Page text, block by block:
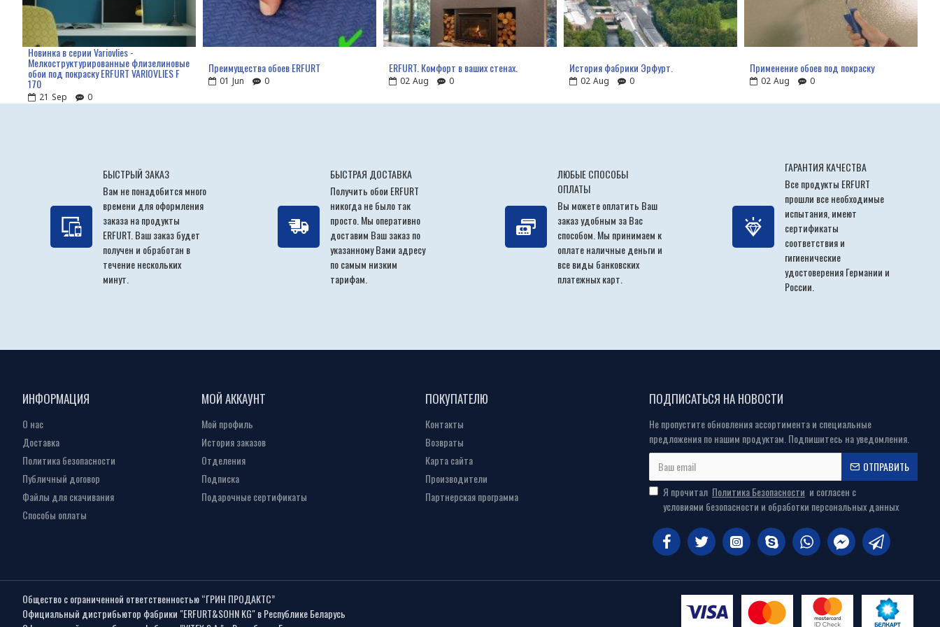
Новинка в серии Variovlies -
Мелкоструктурированные флизелиновые
обои под покраску ERFURT VARIOVLIES F
170
21 Sep 0
Преимущества обоев ERFURT
01 Jun 0
ERFURT. Комфорт в ваших стенах.
02 Aug 0
История фабрики Эрфурт.
02 Aug 0
Применение обоев под покраску
02 Aug 0
БЫСТРЫЙ ЗАКАЗ
Вам не понадобится много
времени для оформления
заказа на продукты
ERFURT. Ваш заказ будет
получен и обработан в
течение нескольких
минут.
БЫСТРАЯ ДОСТАВКА
Получить обои ERFURT
никогда не было так
просто. Мы оперативно
доставим Ваш заказ по
указанному Вами адресу
по самым низким
тарифам.
ЛЮБЫЕ СПОСОБЫ
ОПЛАТЫ
Вы можете оплатить Ваш
заказ удобным за Вас
способом. Мы принимаем к
оплате наличные деньги и
все виды банковских
платежных карт.
ГАРАНТИЯ КАЧЕСТВА
Все продукты ERFURT
прошли все необходимые
испытания, имеют
сертификаты
соответствия и
гигиенические
удостоверения Германии и
России.
ИНФОРМАЦИЯ
О нас
Доставка
Политика безопасности
Публичный договор
Файлы для скачивания
Способы оплаты
МОЙ АККАУНТ
Мой профиль
История заказов
Отделения
Подписка
Подарочные сертификаты
ПОКУПАТЕЛЮ
Контакты
Возвраты
Карта сайта
Производители
Партнерская программа
ПОДПИСАТЬСЯ НА НОВОСТИ
Не пропустите обновления ассортимента и специальные
предложения по нашим продуктам. Подпишитесь на уведомления.
ОТПРАВИТЬ
Я прочитал Политика Безопасности и согласен с
условиями безопасности и обработки персональных данных
Общество с ограниченной ответственностью “ГРИН ПРОДАКТС”
Официальный дистрибьютор фабрики "ERFURT&SOHN KG" в Республике Беларусь